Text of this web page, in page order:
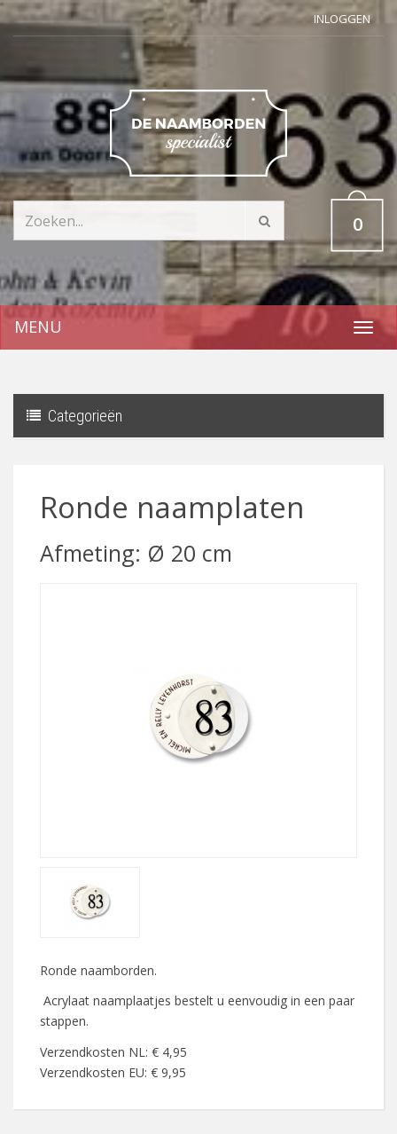
INLOGGEN
0
MENU
Categorieën
Ronde naamplaten
Afmeting: Ø 20 cm
Ronde naamborden.
Acrylaat naamplaatjes bestelt u eenvoudig in een paar
stappen.
Verzendkosten NL: € 4,95
Verzendkosten EU: € 9,95